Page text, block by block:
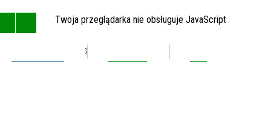
Twoja przeglądarka nie obsługuje JavaScript
MAPA STRONY